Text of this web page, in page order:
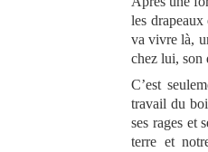
les
va vivre là,
chez lui, son
C’est
travail du
ses rages et
terre et